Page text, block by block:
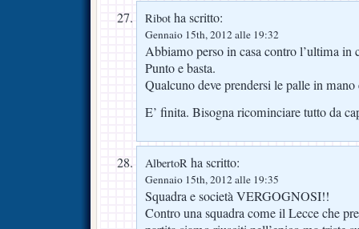
Ribot ha scritto:
Gennaio 15th, 2012 alle 19:32
Abbiamo perso in casa contro l’ultima in
Punto e basta.
Qualcuno deve prendersi le palle in mano
E’ finita. Bisogna ricominciare tutto da
AlbertoR ha scritto:
Gennaio 15th, 2012 alle 19:35
Squadra e società VERGOGNOSI!!
Contro una squadra come il Lecce che